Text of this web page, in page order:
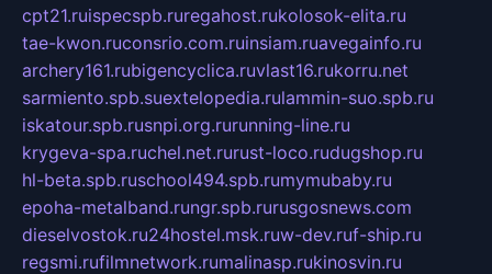
cpt21.ruispecspb.ruregahost.rukolosok-elita.ru
tae-kwon.ruconsrio.com.ruinsiam.ruavegainfo.ru
archery161.rubigencyclica.ruvlast16.rukorru.net
sarmiento.spb.suextelopedia.rulammin-suo.spb.ru
iskatour.spb.rusnpi.org.rurunning-line.ru
krygeva-spa.ruchel.net.rurust-loco.rudugshop.ru
hl-beta.spb.ruschool494.spb.rumymubaby.ru
epoha-metalband.rungr.spb.rurusgosnews.com
dieselvostok.ru24hostel.msk.ruw-dev.ruf-ship.ru
regsmi.rufilmnetwork.rumalinasp.rukinosvin.ru